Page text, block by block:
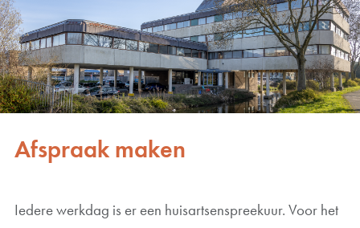
Afspraak maken
Iedere werkdag is er een huisartsenspreekuur. Voor het